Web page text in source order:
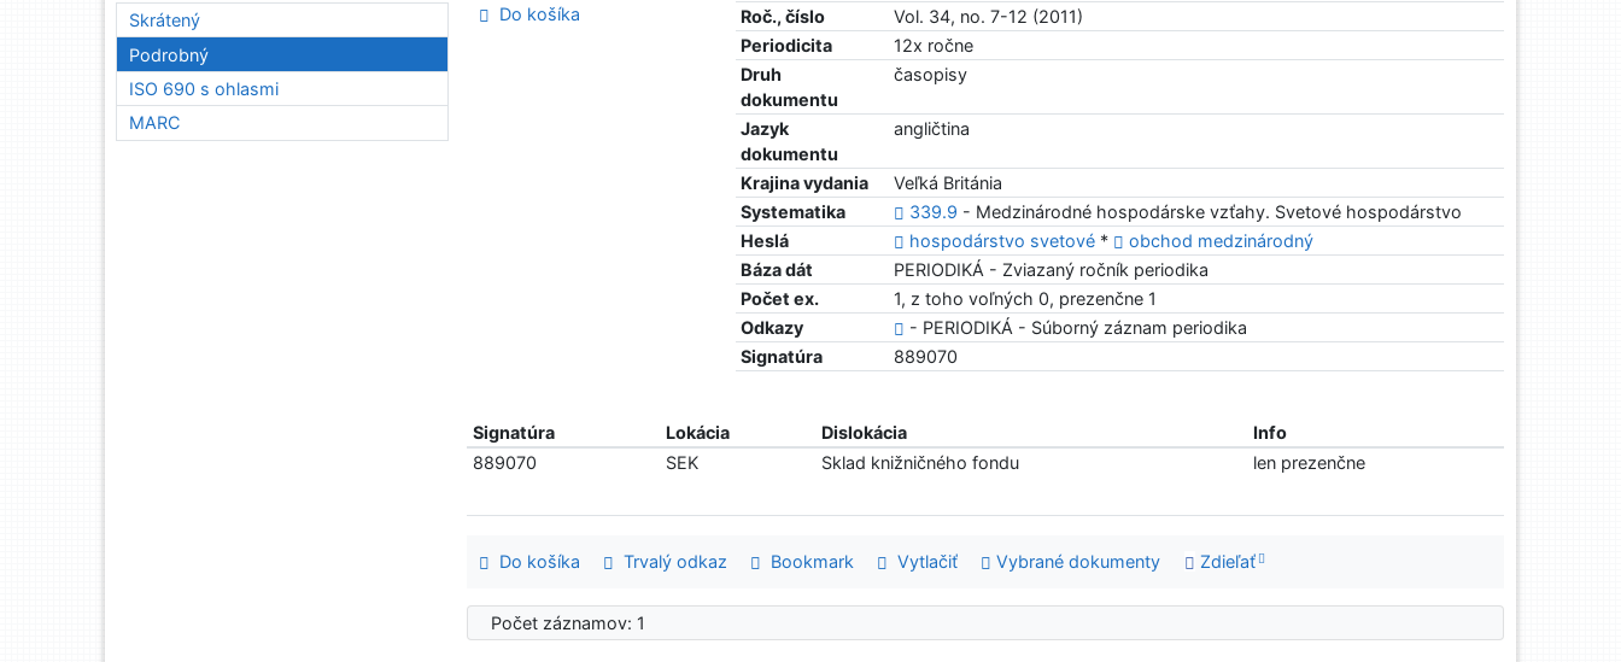
Roč., číslo
Vol. 34, no. 7-12 (2011)
Periodicita
12x ročne
Druh
dokumentu
časopisy
Jazyk
dokumentu
angličtina
Krajina vydania
Veľká Británia
Systematika
339.9 - Medzinárodné hospodárske vzťahy. Svetové hospodárstvo
Heslá
hospodárstvo svetové *
obchod medzinárodný
Báza dát
PERIODIKÁ - Zviazaný ročník periodika
Počet ex.
1, z toho voľných 0, prezenčne 1
Odkazy
- PERIODIKÁ - Súborný záznam periodika
Signatúra
889070
Do košíka
Signatúra Lokácia Dislokácia
Info
889070
SEK Sklad knižničného fondu len prezenčne
Do košíka Trvalý odkaz Bookmark Vytlačiť Vybrané dokumenty Zdieľať
Počet záznamov: 1
Skrátený
Podrobný
ISO 690 s ohlasmi
MARC